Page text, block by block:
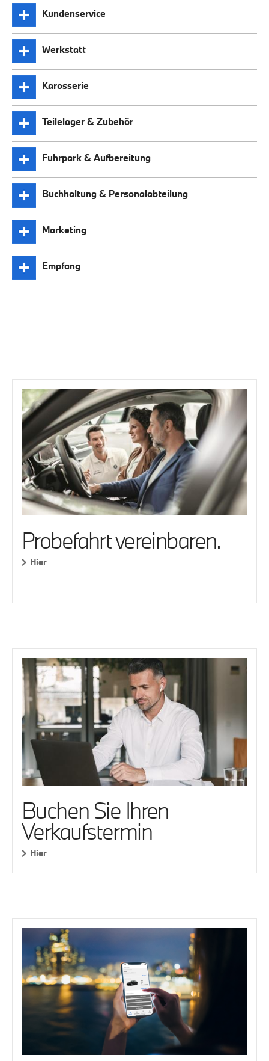
Kundenservice
Werkstatt
Karosserie
Teilelager & Zubehör
Fuhrpark & Aufbereitung
Buchhaltung & Personalabteilung
Marketing
Empfang
Probefahrt vereinbaren.
Hier
Buchen Sie Ihren
Verkaufstermin
Hier